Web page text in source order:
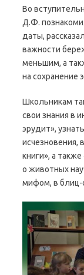
Во
Д.Ф.
даты,
важности
меньшим, а
на сохранение
Школьникам
свои знания в
эрудит»,
исчезновения,
книги», а
о животных
мифом, в блиц-